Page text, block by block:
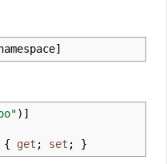
]
) ]
{ get ; set ; }